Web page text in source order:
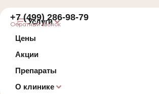
Услуги
Цены
Акции
Препараты
О клинике
+7 (499) 286-98-79
Обратный звонок